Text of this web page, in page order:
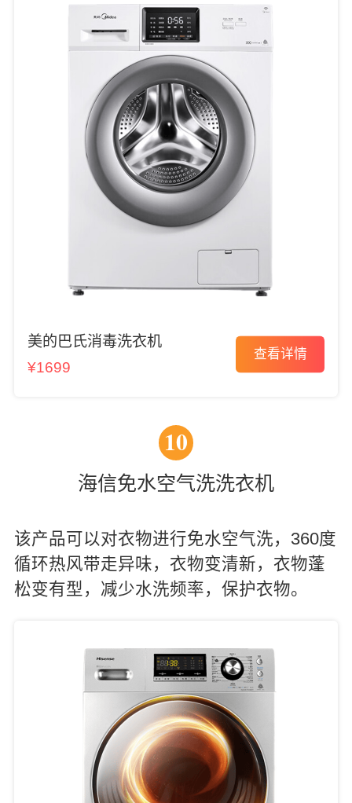
美的巴氏消毒洗衣机
¥1699
查看详情
10
海信免水空气洗洗衣机
该产品可以对衣物进行免水空气洗，360度
循环热风带走异味，衣物变清新，衣物蓬
松变有型，减少水洗频率，保护衣物。